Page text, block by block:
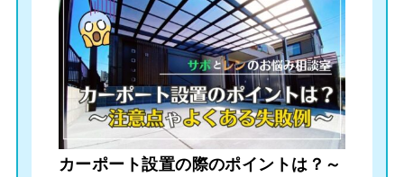
カーポート設置の際のポイントは？～